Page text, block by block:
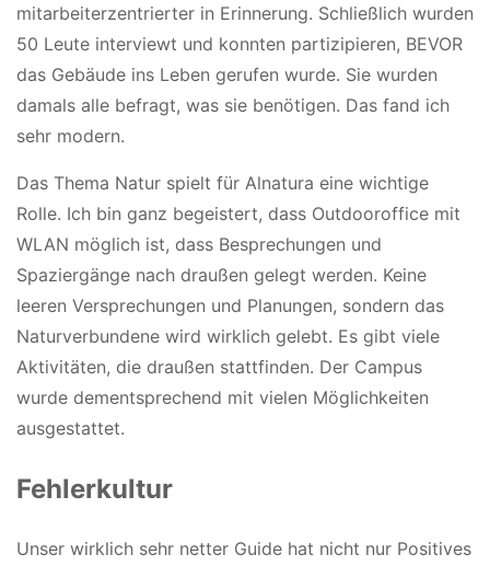
mitarbeiterzentrierter in Erinnerung. Schließlich wurden
50 Leute interviewt und konnten partizipieren, BEVOR
das Gebäude ins Leben gerufen wurde. Sie wurden
damals alle befragt, was sie benötigen. Das fand ich
sehr modern.
Das Thema Natur spielt für Alnatura eine wichtige
Rolle. Ich bin ganz begeistert, dass Outdooroffice mit
WLAN möglich ist, dass Besprechungen und
Spaziergänge nach draußen gelegt werden. Keine
leeren Versprechungen und Planungen, sondern das
Naturverbundene wird wirklich gelebt. Es gibt viele
Aktivitäten, die draußen stattfinden. Der Campus
wurde dementsprechend mit vielen Möglichkeiten
ausgestattet.
Fehlerkultur
Unser wirklich sehr netter Guide hat nicht nur Positives